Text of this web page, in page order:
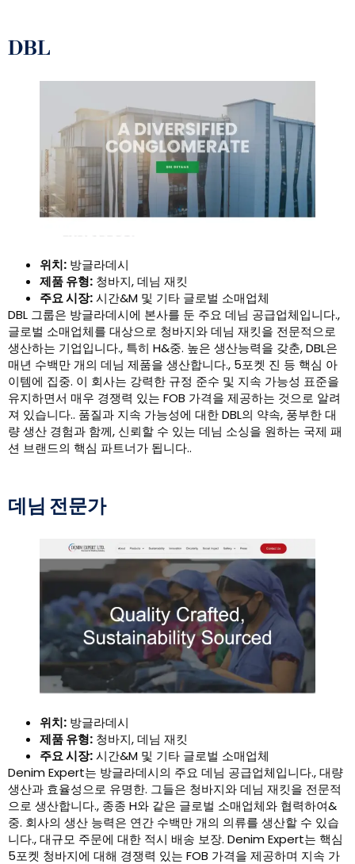
DBL
위치: 방글라데시
제품 유형: 청바지, 데님 재킷
주요 시장:시간&M 및 기타 글로벌 소매업체
DBL 그룹은 방글라데시에 본사를 둔 주요 데님 공급업체입니다.,
글로벌 소매업체를 대상으로 청바지와 데님 재킷을 전문적으로
생산하는 기업입니다., 특히 H&중. 높은 생산능력을 갖춘, DBL은
매년 수백만 개의 데님 제품을 생산합니다., 5포켓 진 등 핵심 아
이템에 집중. 이 회사는 강력한 규정 준수 및 지속 가능성 표준을
유지하면서 매우 경쟁력 있는 FOB 가격을 제공하는 것으로 알려
져 있습니다.. 품질과 지속 가능성에 대한 DBL의 약속, 풍부한 대
량 생산 경험과 함께, 신뢰할 수 있는 데님 소싱을 원하는 국제 패
션 브랜드의 핵심 파트너가 됩니다..
데님 전문가
위치: 방글라데시
제품 유형: 청바지, 데님 재킷
주요 시장:시간&M 및 기타 글로벌 소매업체
Denim Expert는 방글라데시의 주요 데님 공급업체입니다., 대량
생산과 효율성으로 유명한. 그들은 청바지와 데님 재킷을 전문적
으로 생산합니다., 종종 H와 같은 글로벌 소매업체와 협력하여&
중. 회사의 생산 능력은 연간 수백만 개의 의류를 생산할 수 있습
니다., 대규모 주문에 대한 적시 배송 보장. Denim Expert는 핵심
5포켓 청바지에 대해 경쟁력 있는 FOB 가격을 제공하며 지속 가